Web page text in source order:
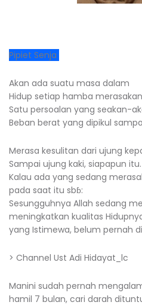
Pipiet Senja
Akan ada suatu masa dalam
Hidup setiap hamba
Satu persoalan yang seakan-
Beban berat yang dipikul
Merasa kesulitan dari ujung
Sampai ujung kaki, siapapun itu.
Kalau ada yang sedang
pada saat itu sbɓ:
Sesungguhnya Allah sedang
meningkatkan kualitas
yang Istimewa, belum pernah
> Channel Ust Adi Hidayat_lc
Manini sudah pernah
hamil 7 bulan, cari darah